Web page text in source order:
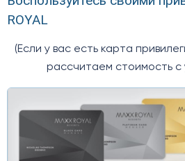
ROYAL
(Если у вас есть карта
рассчитаем стоимость с